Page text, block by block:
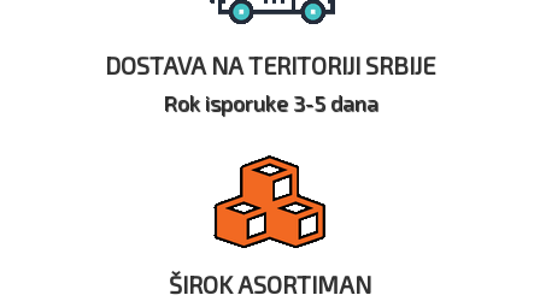
DOSTAVA NA TERITORIJI SRBIJE
Rok isporuke 3-5 dana
ŠIROK ASORTIMAN